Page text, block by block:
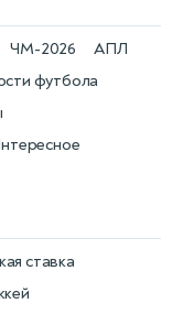
футбола
ЧМ-2026 АПЛ
ставка